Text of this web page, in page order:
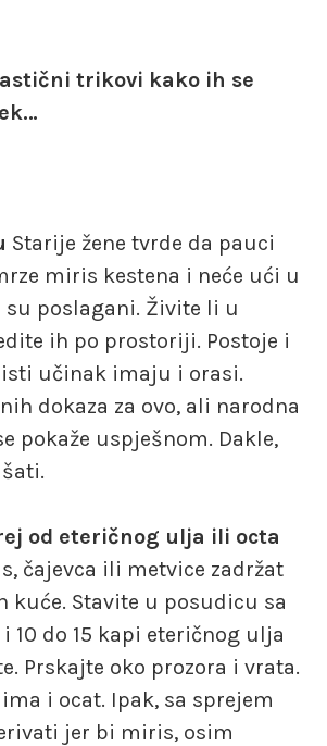
trikovi kako ih se
Starije žene tvrde da pauci
miris kestena i neće ući u
su poslagani. Živite li u
ih po prostoriji. Postoje i
učinak imaju i orasi.
dokaza za ovo, ali narodna
pokaže uspješnom. Dakle,
od eteričnog ulja ili octa
čajevca ili metvice zadržat
kuće. Stavite u posudicu sa
10 do 15 kapi eteričnog ulja
Prskajte oko prozora i vrata.
i ocat. Ipak, sa sprejem
jer bi miris, osim